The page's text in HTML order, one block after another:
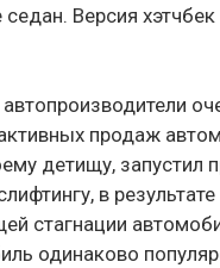
Версия
продаж
детищу, запустил
в
стагнации
одинаково